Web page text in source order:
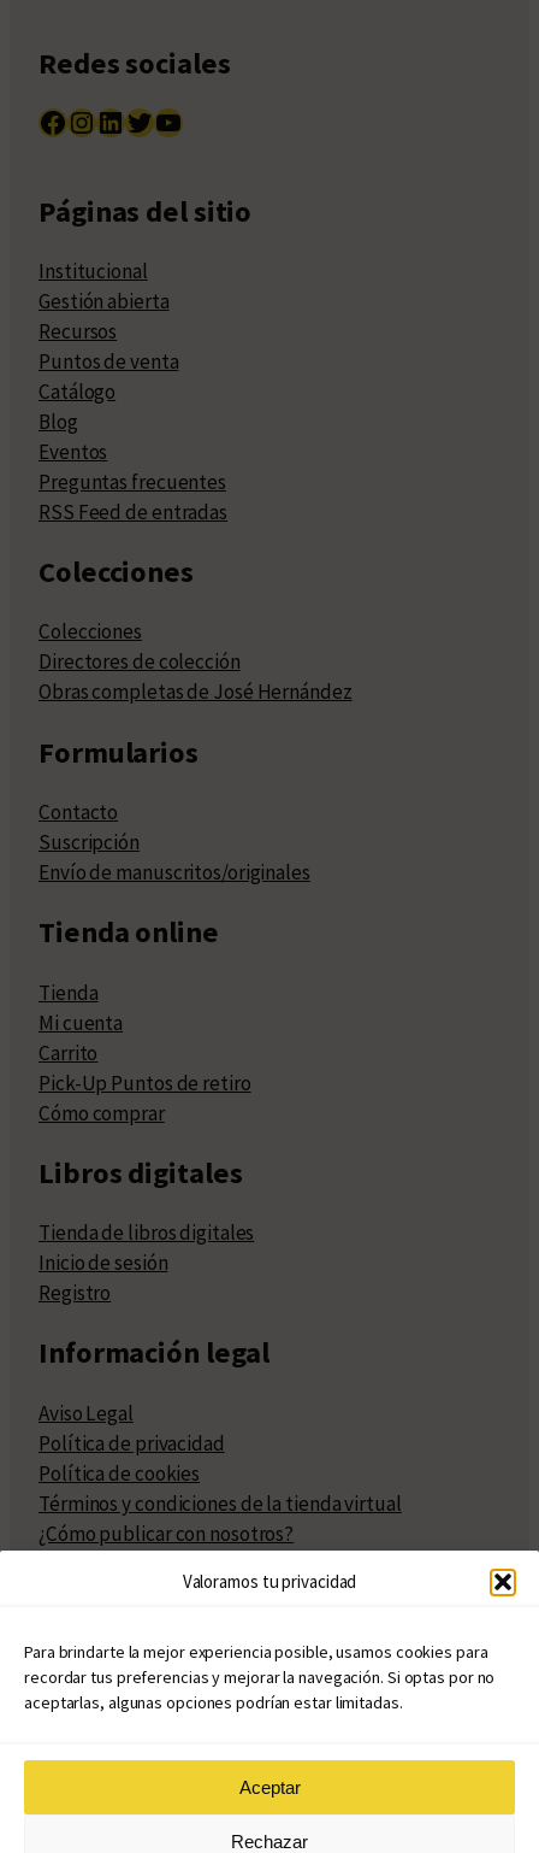
Valoramos tu privacidad
Para brindarte la mejor experiencia posible, usamos cookies para
recordar tus preferencias y mejorar la navegación. Si optas por no
aceptarlas, algunas opciones podrían estar limitadas.
Aceptar
Rechazar
Redes sociales
Facebook InstagramLinkedIn Twitter YouTube
Páginas del sitio
Institucional
Gestión abierta
Recursos
Puntos de venta
Catálogo
Blog
Eventos
Preguntas frecuentes
RSS Feed de entradas
Colecciones
Colecciones
Directores de colección
Obras completas de José Hernández
Formularios
Contacto
Suscripción
Envío de manuscritos/originales
Tienda online
Tienda
Mi cuenta
Carrito
Pick-Up Puntos de retiro
Cómo comprar
Libros digitales
Tienda de libros digitales
Inicio de sesión
Registro
Información legal
Aviso Legal
Política de privacidad
Política de cookies
Términos y condiciones de la tienda virtual
¿Cómo publicar con nosotros?
Políticas de publicación
Políticas de coedición
Atribuciones